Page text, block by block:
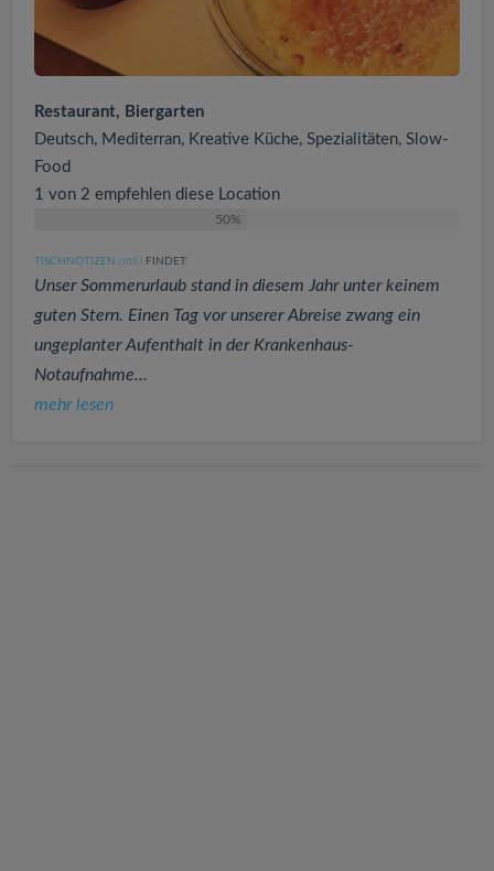
Restaurant, Biergarten
Deutsch, Mediterran, Kreative Küche, Spezialitäten, Slow-
Food
1 von 2 empfehlen diese Location
50%
TISCHNOTIZEN (103 ) FINDET:
Unser Sommerurlaub stand in diesem Jahr unter keinem
guten Stern. Einen Tag vor unserer Abreise zwang ein
ungeplanter Aufenthalt in der Krankenhaus-
Notaufnahme...
mehr lesen